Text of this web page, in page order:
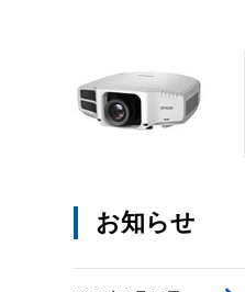
お知らせ